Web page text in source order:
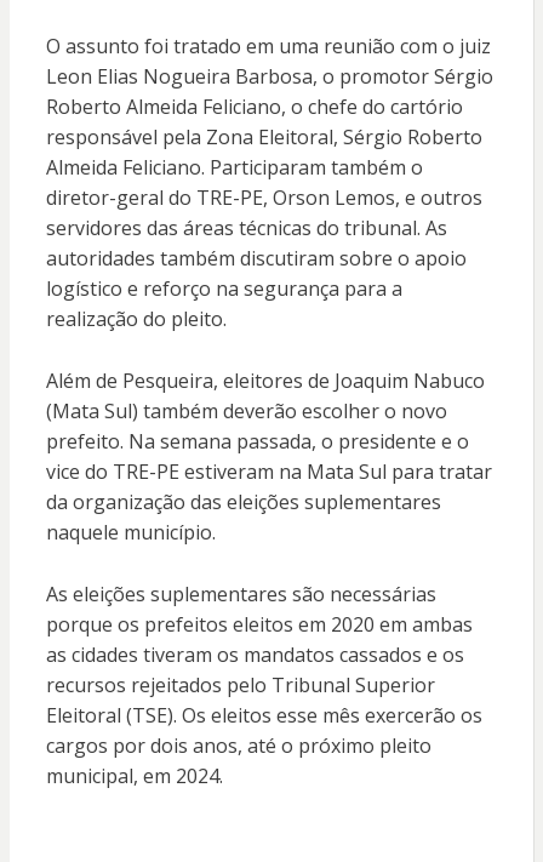
O assunto foi tratado em uma reunião com o juiz
Leon Elias Nogueira Barbosa, o promotor Sérgio
Roberto Almeida Feliciano, o chefe do cartório
responsável pela Zona Eleitoral, Sérgio Roberto
Almeida Feliciano. Participaram também o
diretor-geral do TRE-PE, Orson Lemos, e outros
servidores das áreas técnicas do tribunal. As
autoridades também discutiram sobre o apoio
logístico e reforço na segurança para a
realização do pleito.
Além de Pesqueira, eleitores de Joaquim Nabuco
(Mata Sul) também deverão escolher o novo
prefeito. Na semana passada, o presidente e o
vice do TRE-PE estiveram na Mata Sul para tratar
da organização das eleições suplementares
naquele município.
As eleições suplementares são necessárias
porque os prefeitos eleitos em 2020 em ambas
as cidades tiveram os mandatos cassados e os
recursos rejeitados pelo Tribunal Superior
Eleitoral (TSE). Os eleitos esse mês exercerão os
cargos por dois anos, até o próximo pleito
municipal, em 2024.